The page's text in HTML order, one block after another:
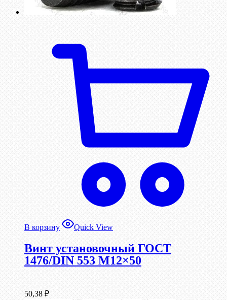
В корзину Quick View
Винт установочный ГОСТ
1476/DIN 553 М12×50
50,38 ₽